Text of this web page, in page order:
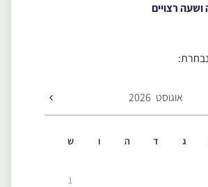
רצויים
אוגוסט 2026
ג ד ה ו ש
1